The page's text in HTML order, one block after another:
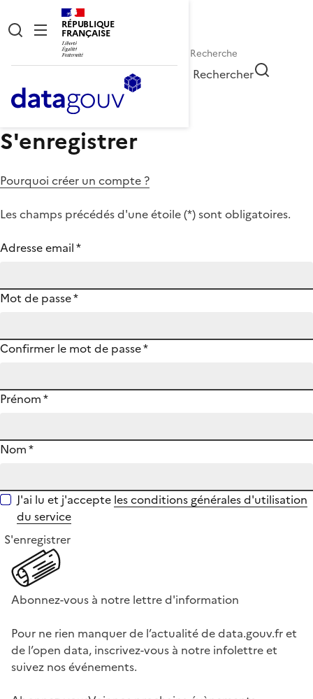
RÉPUBLIQUE
FRANÇAISE
Rechercher
S'enregistrer
Pourquoi créer un compte ?
Les champs précédés d'une étoile (*) sont obligatoires.
Adresse email*
Mot de passe*
Confirmer le mot de passe*
Prénom*
Nom*
J'ai lu et j'accepte les conditions générales d'utilisation
du service
S'enregistrer
Abonnez-vous à notre lettre d'information
Pour ne rien manquer de l’actualité de data.gouv.fr et
de l’open data, inscrivez-vous à notre infolettre et
suivez nos événements.